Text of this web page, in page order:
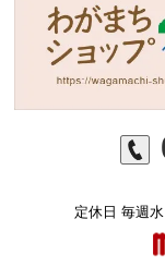
定休日 毎週